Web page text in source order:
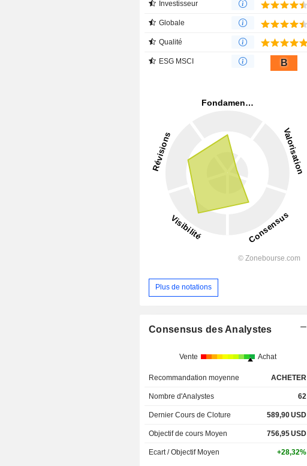
Investisseur
Globale
Qualité
ESG MSCI B
Plus de notations
Consensus des Analystes
Vente Achat
Recommandation moyenne ACHETER
Nombre d'Analystes 62
Dernier Cours de Cloture 589,90USD
Objectif de cours Moyen 756,95USD
Ecart / Objectif Moyen +28,32%